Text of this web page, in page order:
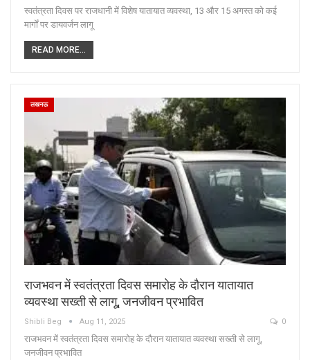
स्वतंत्रता दिवस पर राजधानी में विशेष यातायात व्यवस्था, 13 और 15 अगस्त को कई
मार्गों पर डायवर्जन लागू
READ MORE...
लखनऊ
राजभवन में स्वतंत्रता दिवस समारोह के दौरान यातायात
व्यवस्था सख्ती से लागू, जनजीवन प्रभावित
Shibli Beg Aug 11, 2025 0
राजभवन में स्वतंत्रता दिवस समारोह के दौरान यातायात व्यवस्था सख्ती से लागू,
जनजीवन प्रभावित